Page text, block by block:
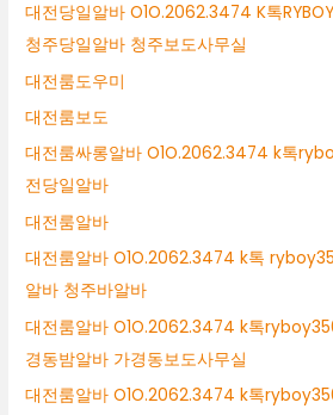
대전당일알바 O1O.2062.3474 K톡
청주당일알바 청주보도사무실
대전룸도우미
대전룸보도
대전룸싸롱알바 O1O.2062.3474 k톡
전당일알바
대전룸알바
대전룸알바 O1O.2062.3474 k톡
알바 청주바알바
대전룸알바 O1O.2062.3474 k톡
경동밤알바 가경동보도사무실
대전룸알바 O1O.2062.3474 k톡